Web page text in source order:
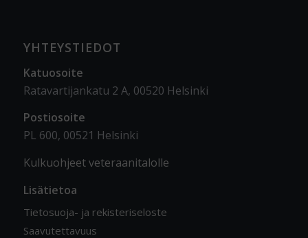
YHTEYSTIEDOT
Katuosoite
Ratavartijankatu 2 A, 00520 Helsinki
Postiosoite
PL 600, 00521 Helsinki
Kulkuohjeet veteraanitalolle
Lisätietoa
Tietosuoja- ja rekisteriseloste
Saavutettavuus